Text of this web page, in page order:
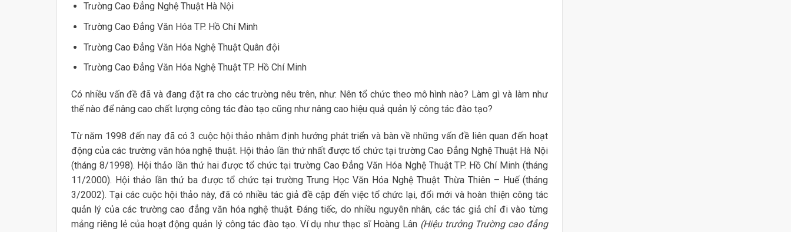
Trường Cao Đẳng Nghệ Thuật Hà Nội
Trường Cao Đẳng Văn Hóa TP. Hồ Chí Minh
Trường Cao Đẳng Văn Hóa Nghệ Thuật Quân đội
Trường Cao Đẳng Văn Hóa Nghệ Thuật TP. Hồ Chí Minh
Có nhiều vấn đề đã và đang đặt ra cho các trường nêu trên, như: Nên tổ chức theo mô hình nào? Làm gì và làm như
thế nào để nâng cao chất lượng công tác đào tạo cũng như nâng cao hiệu quả quản lý công tác đào tạo?
Từ năm 1998 đến nay đã có 3 cuộc hội thảo nhằm định hướng phát triển và bàn về những vấn đề liên quan đến hoạt
động của các trường văn hóa nghệ thuật. Hội thảo lần thứ nhất được tổ chức tại trường Cao Đẳng Nghệ Thuật Hà Nội
(tháng 8/1998). Hội thảo lần thứ hai được tổ chức tại trường Cao Đẳng Văn Hóa Nghệ Thuật TP. Hồ Chí Minh (tháng
11/2000). Hội thảo lần thứ ba được tổ chức tại trường Trung Học Văn Hóa Nghệ Thuật Thừa Thiên – Huế (tháng
3/2002). Tại các cuộc hội thảo này, đã có nhiều tác giả đề cập đến việc tổ chức lại, đổi mới và hoàn thiện công tác
quản lý của các trường cao đẳng văn hóa nghệ thuật. Đáng tiếc, do nhiều nguyên nhân, các tác giả chỉ đi vào từng
mảng riêng lẻ của hoạt động quản lý công tác đào tạo. Ví dụ như thạc sĩ Hoàng Lân (Hiệu trưởng Trường cao đẳng